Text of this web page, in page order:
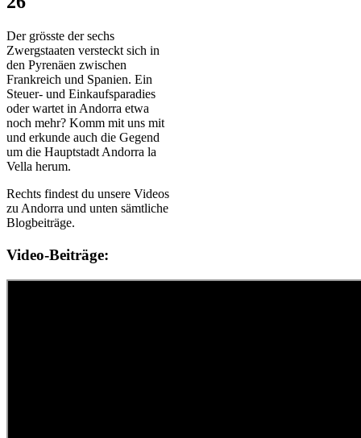
Der grösste der sechs
Zwergstaaten versteckt sich in
den Pyrenäen zwischen
Frankreich und Spanien. Ein
Steuer- und Einkaufsparadies
oder wartet in Andorra etwa
noch mehr? Komm mit uns mit
und erkunde auch die Gegend
um die Hauptstadt Andorra la
Vella herum.
Rechts findest du unsere Videos
zu Andorra und unten sämtliche
Blogbeiträge.
Video-Beiträge: